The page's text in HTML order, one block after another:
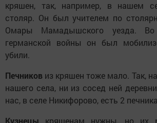
кряшен, так, например, в нашем
столяр. Он был учителем по
Омары Мамадышского уезда. Во
германской войны он был
убили.
Печников из кряшен тоже мало. Так,
нашего села, ни из сосед ней
нас, в селе Никифорово, есть 2
Кузнецы кряшенам нужны, но их